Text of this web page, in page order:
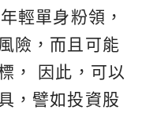
輕單身粉領，
險，而且可能
， 因此，可以
，譬如投資股